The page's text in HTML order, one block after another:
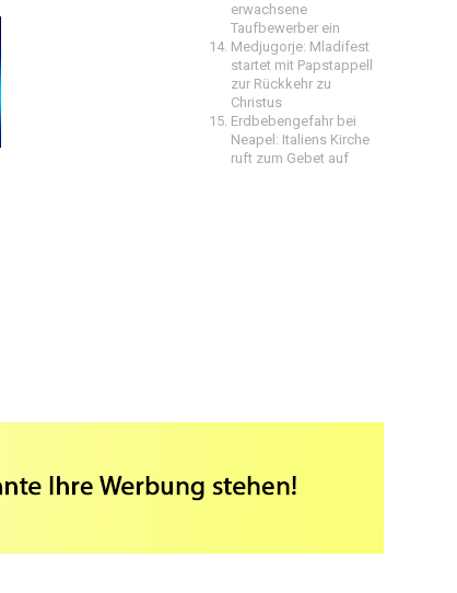
erwachsene
Taufbewerber ein
Medjugorje: Mladifest
startet mit Papstappell
zur Rückkehr zu
Christus
Erdbebengefahr bei
Neapel: Italiens Kirche
ruft zum Gebet auf